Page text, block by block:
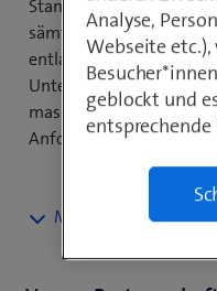
Standardanfragen Ihrer
sämtliche
entlasten Sie Ihre
Unterstützung von KI.
massgeschneiderte
Anforderungen
Analyse,
Webseite
geblockt und